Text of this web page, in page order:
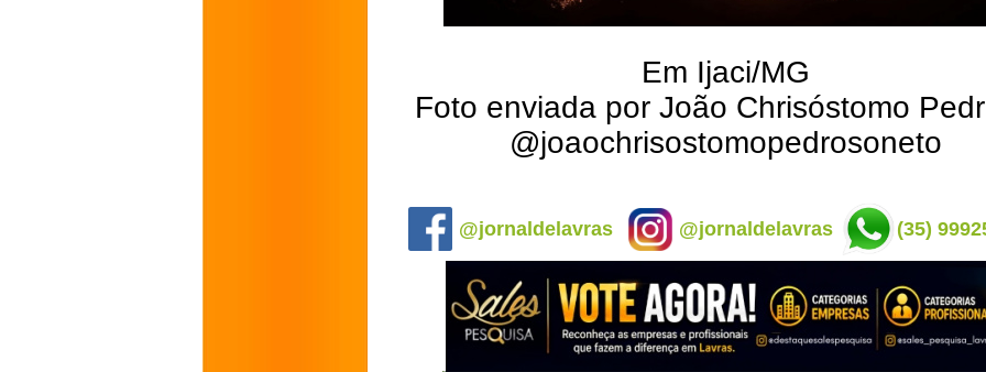
Em Ijaci/MG
Foto enviada por João Chrisóstomo
@joaochrisostomopedrosoneto
@jornaldelavras @jornaldelavras (35)